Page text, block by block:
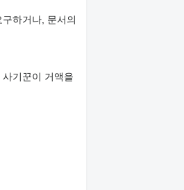
하거나, 문서의
기꾼이 거액을